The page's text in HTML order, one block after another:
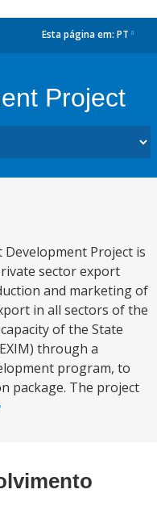
Esta página em: PT
Project
Project is
sector export
and marketing of
in all sectors of the
of the State
through a
program, to
package. The project